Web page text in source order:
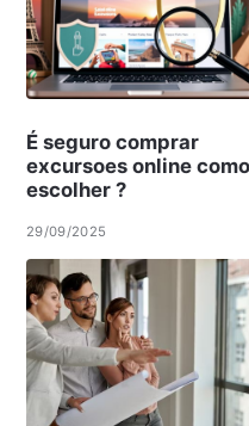
É seguro comprar
excursoes online como
escolher ?
29/09/2025